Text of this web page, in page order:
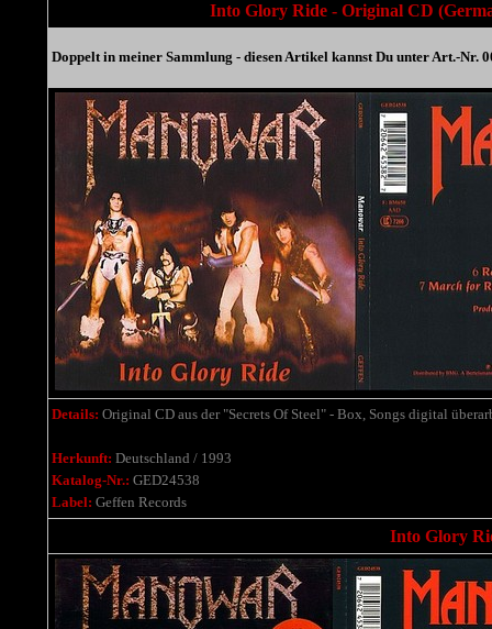
Into Glory Ride - Original CD
Doppelt in meiner Sammlung - diesen Artikel kannst Du unter Art.-Nr.
Details: Original CD aus der "Secrets Of Steel" - Box, Songs digital
Herkunft: Deutschland / 1993
Katalog-Nr.: GED24538
Label: Geffen Records
Into Glory